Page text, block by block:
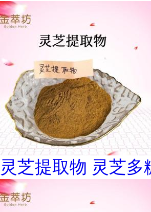
灵芝提取物 灵芝多